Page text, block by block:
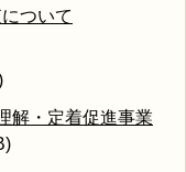
ついて
解・定着促進事業